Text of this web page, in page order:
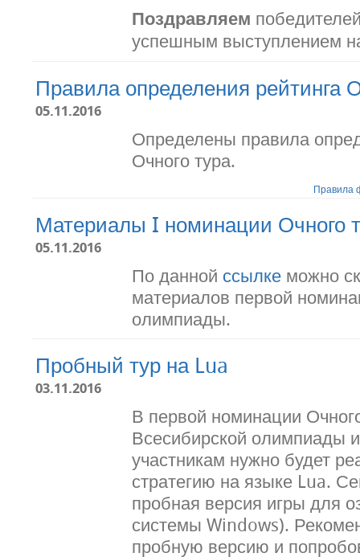
Поздравляем
успешным выступлением
Правила определения рейтинга
05.11.2016
Определены правила
Очного тура.
Правила
Материалы I номинации Очного
05.11.2016
По данной ссылке можно
материалов первой
олимпиады.
Пробный тур на Lua
03.11.2016
В первой номинации
Всесибирской олимпиады
участникам нужно будет
стратегию на языке Lua.
пробная версия игры для
системы Windows).
пробную версию и